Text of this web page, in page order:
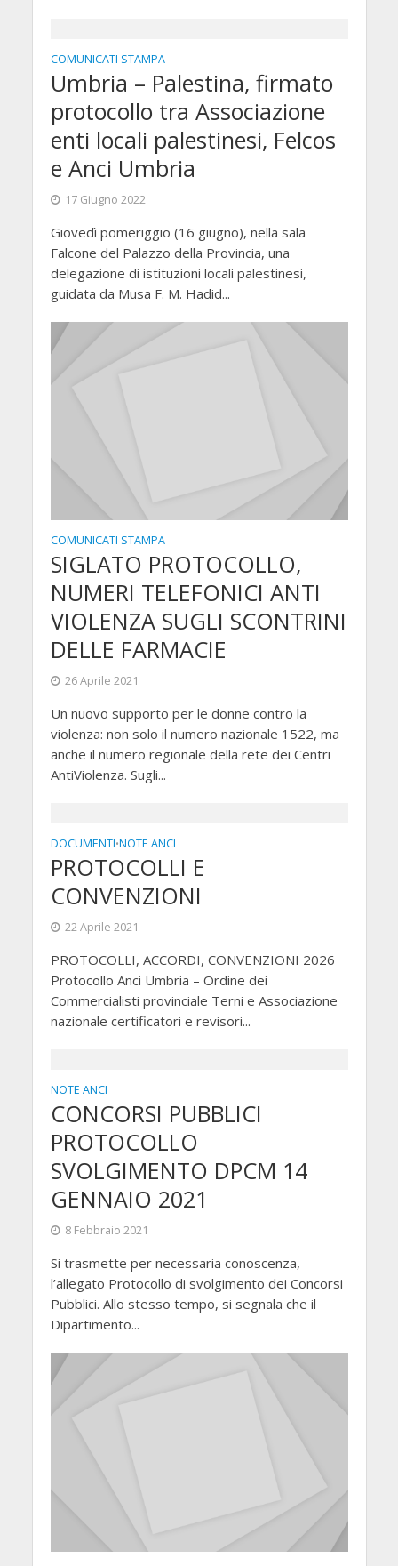
COMUNICATI STAMPA
Umbria – Palestina, firmato
protocollo tra Associazione
enti locali palestinesi, Felcos
e Anci Umbria
17 Giugno 2022
Giovedì pomeriggio (16 giugno), nella sala
Falcone del Palazzo della Provincia, una
delegazione di istituzioni locali palestinesi,
guidata da Musa F. M. Hadid...
COMUNICATI STAMPA
SIGLATO PROTOCOLLO,
NUMERI TELEFONICI ANTI
VIOLENZA SUGLI SCONTRINI
DELLE FARMACIE
26 Aprile 2021
Un nuovo supporto per le donne contro la
violenza: non solo il numero nazionale 1522, ma
anche il numero regionale della rete dei Centri
AntiViolenza. Sugli...
DOCUMENTI•NOTE ANCI
PROTOCOLLI E
CONVENZIONI
22 Aprile 2021
PROTOCOLLI, ACCORDI, CONVENZIONI 2026
Protocollo Anci Umbria – Ordine dei
Commercialisti provinciale Terni e Associazione
nazionale certificatori e revisori...
NOTE ANCI
CONCORSI PUBBLICI
PROTOCOLLO
SVOLGIMENTO DPCM 14
GENNAIO 2021
8 Febbraio 2021
Si trasmette per necessaria conoscenza,
l’allegato Protocollo di svolgimento dei Concorsi
Pubblici. Allo stesso tempo, si segnala che il
Dipartimento...